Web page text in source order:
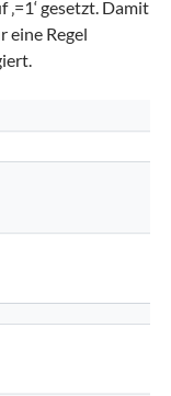
‚=1‘ gesetzt. Damit
eine Regel